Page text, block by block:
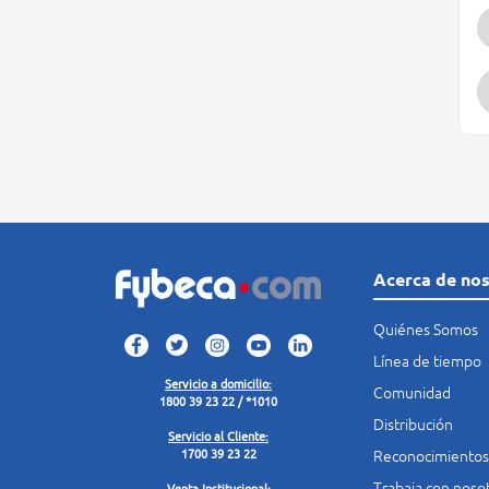
Servicio a domicilio:
1800 39 23 22 / *1010
Servicio al Cliente:
1700 39 23 22
Acerca de
Quiénes Somos
Línea de tiempo
Comunidad
Distribución
Reconocimientos